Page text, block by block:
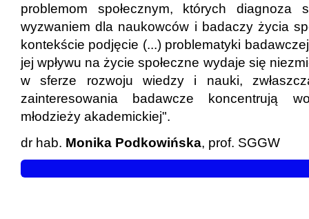
problemom społecznym, których diagnoza
wyzwaniem dla naukowców i badaczy życia
kontekście podjęcie (...) problematyki
jej wpływu na życie społeczne wydaje się
w sferze rozwoju wiedzy i nauki,
zainteresowania badawcze koncentrują
młodzieży akademickiej".
dr hab. Monika Podkowińska, prof. SGGW